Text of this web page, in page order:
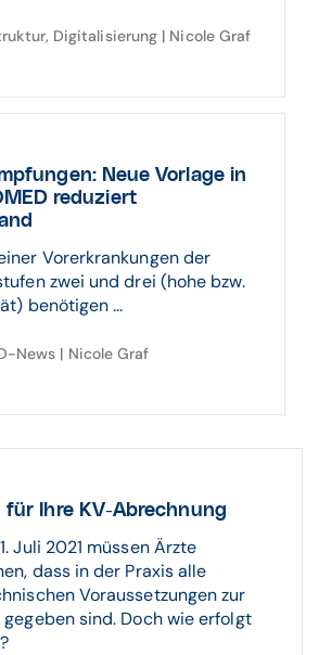
Digitalisierung | Nicole Graf
Neue Vorlage in
reduziert
Vorerkrankungen der
zwei und drei (hohe bzw.
benötigen ...
News | Nicole Graf
für Ihre KV-Abrechnung
Juli 2021 müssen Ärzte
dass in der Praxis alle
Voraussetzungen zur
gegeben sind. Doch wie erfolgt